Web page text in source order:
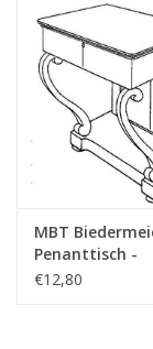
MBT
Penanttisch -
Bauzeichnung
€12,80